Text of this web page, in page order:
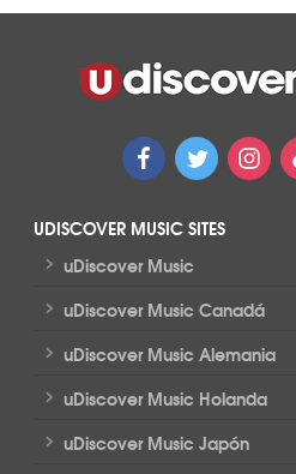
UDISCOVER MUSIC SITES
> uDiscover Music
> uDiscover Music Canadá
> uDiscover Music Alemania
> uDiscover Music Holanda
> uDiscover Music Japón